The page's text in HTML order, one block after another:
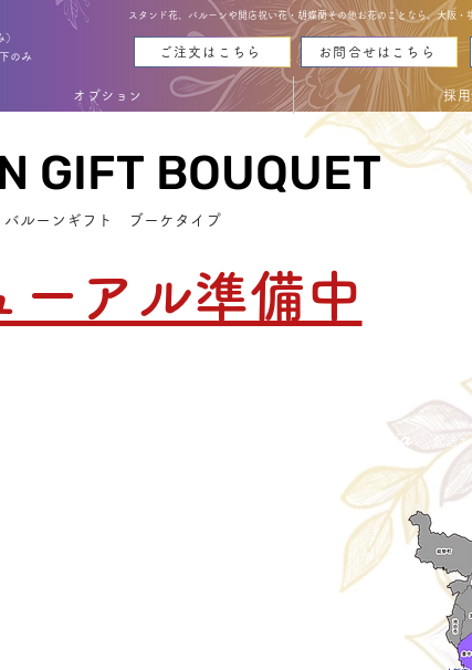
スタンド花、バルーンや開店祝い花・胡蝶蘭その他お花のことなら、大阪・
のみ ご注文はこちら お問合せはこちら
オプション 採
GIFT BOUQUET
GIFT BOUQUET
バルーンギフト ブーケタイプ
ーアル準備中
ーダー商品
にかけ資材発注をする為、状況に応じて
ます。10日前以降のキャンセルの場合は
Delivery aria 配送